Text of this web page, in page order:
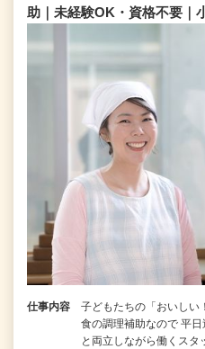
助｜未経験OK・資格不要｜
仕事内容
子どもたちの「おいしい
食の調理補助なので 平
と両立しながら働くス